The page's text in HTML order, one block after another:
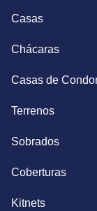
Casas
Chácaras
Casas de
Terrenos
Sobrados
Coberturas
Kitnets